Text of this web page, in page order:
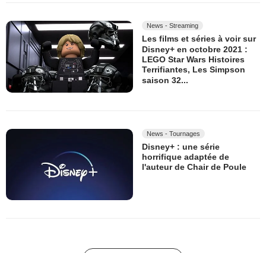
News - Streaming
Les films et séries à voir sur
Disney+ en octobre 2021 :
LEGO Star Wars Histoires
Terrifiantes, Les Simpson
saison 32...
News - Tournages
Disney+ : une série
horrifique adaptée de
l'auteur de Chair de Poule